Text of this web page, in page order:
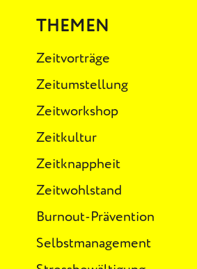
THEMEN
Zeitvorträge
Zeitumstellung
Zeitworkshop
Zeitkultur
Zeitknappheit
Zeitwohlstand
Burnout-Prävention
Selbstmanagement